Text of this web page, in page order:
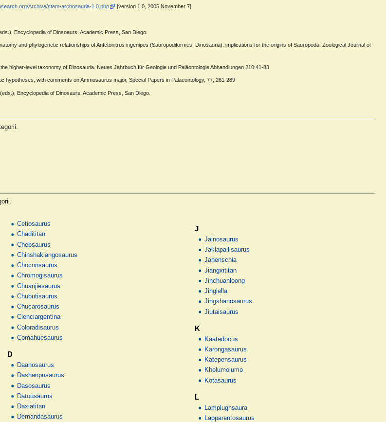
Archive/stem-archosauria-1.0.php [version 1.0, 2005 November 7]
Encyclopedia of Dinsoaurs. Academic Press, San Diego.
and phylogenetic relationships of Antetonitrus ingenipes (Sauropodiformes, Dinosauria): implications for the origins of Sauropoda. Zoological Journal of
higher-level taxonomy of Dinosauria. Neues Jahrbuch für Geologie und Paläontologie Abhandlungen 210:41-83
hypotheses, with comments on Ammosaurus major, Special Papers in Palaeontology, 77, 261-289
Encyclopedia of Dinosaurs. Academic Press, San Diego.
Cetiosaurus
Chadititan
Chebsaurus
Chinshakiangosaurus
Choconsaurus
Chromogisaurus
Chuanjiesaurus
Chubutisaurus
Chucarosaurus
Cienciargentina
Coloradisaurus
Comahuesaurus
D
Daanosaurus
Dashanpusaurus
Dasosaurus
Datousaurus
Daxiatitan
Demandasaurus
J
Jainosaurus
Jaklapallisaurus
Janenschia
Jiangxititan
Jinchuanloong
Jingiella
Jingshanosaurus
Jiutaisaurus
K
Kaatedocus
Karongasaurus
Katepensaurus
Kholumolumo
Kotasaurus
L
Lamplughsaura
Lapparentosaurus